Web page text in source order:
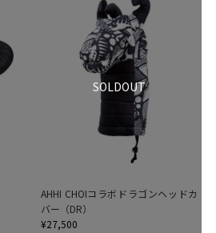
SOLDOUT
AHHI CHOIコラボドラゴンヘッドカ
バー（DR）
¥27,500